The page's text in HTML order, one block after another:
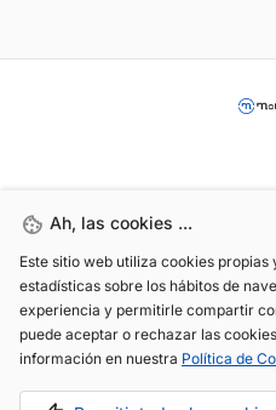
Ah, las cookies ...
Este sitio web utiliza cookies
estadísticas sobre los hábitos de
experiencia y permitirle compartir
puede aceptar o rechazar las
información en nuestra Política de